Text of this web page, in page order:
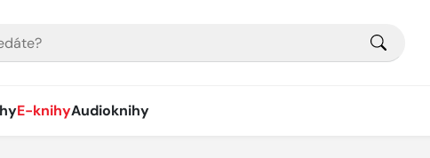
E-knihyAudioknihy